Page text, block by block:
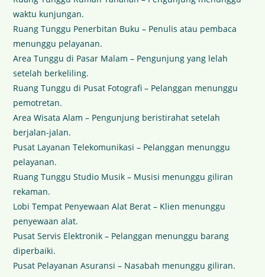
waktu kunjungan.
Ruang Tunggu Penerbitan Buku – Penulis atau pembaca
menunggu pelayanan.
Area Tunggu di Pasar Malam – Pengunjung yang lelah
setelah berkeliling.
Ruang Tunggu di Pusat Fotografi – Pelanggan menunggu
pemotretan.
Area Wisata Alam – Pengunjung beristirahat setelah
berjalan-jalan.
Pusat Layanan Telekomunikasi – Pelanggan menunggu
pelayanan.
Ruang Tunggu Studio Musik – Musisi menunggu giliran
rekaman.
Lobi Tempat Penyewaan Alat Berat – Klien menunggu
penyewaan alat.
Pusat Servis Elektronik – Pelanggan menunggu barang
diperbaiki.
Pusat Pelayanan Asuransi – Nasabah menunggu giliran.